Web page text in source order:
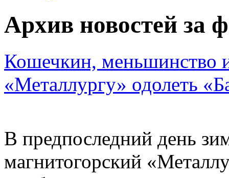
Архив новостей за
Кошечкин, меньшинство
«Металлургу» одолеть
В предпоследний день
магнитогорский